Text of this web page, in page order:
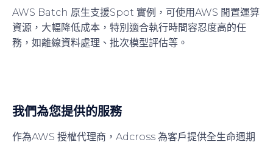
AWS Batch 原生支援Spot 實例，可使用AWS 閒置運算
資源，大幅降低成本， 特別適合執行時間容忍度高的任
務 ，如離線資料處理、批次模型評估等。
我們為您提供的服務
作為AWS 授權代理商，Adcross 為客戶提供全生命週期